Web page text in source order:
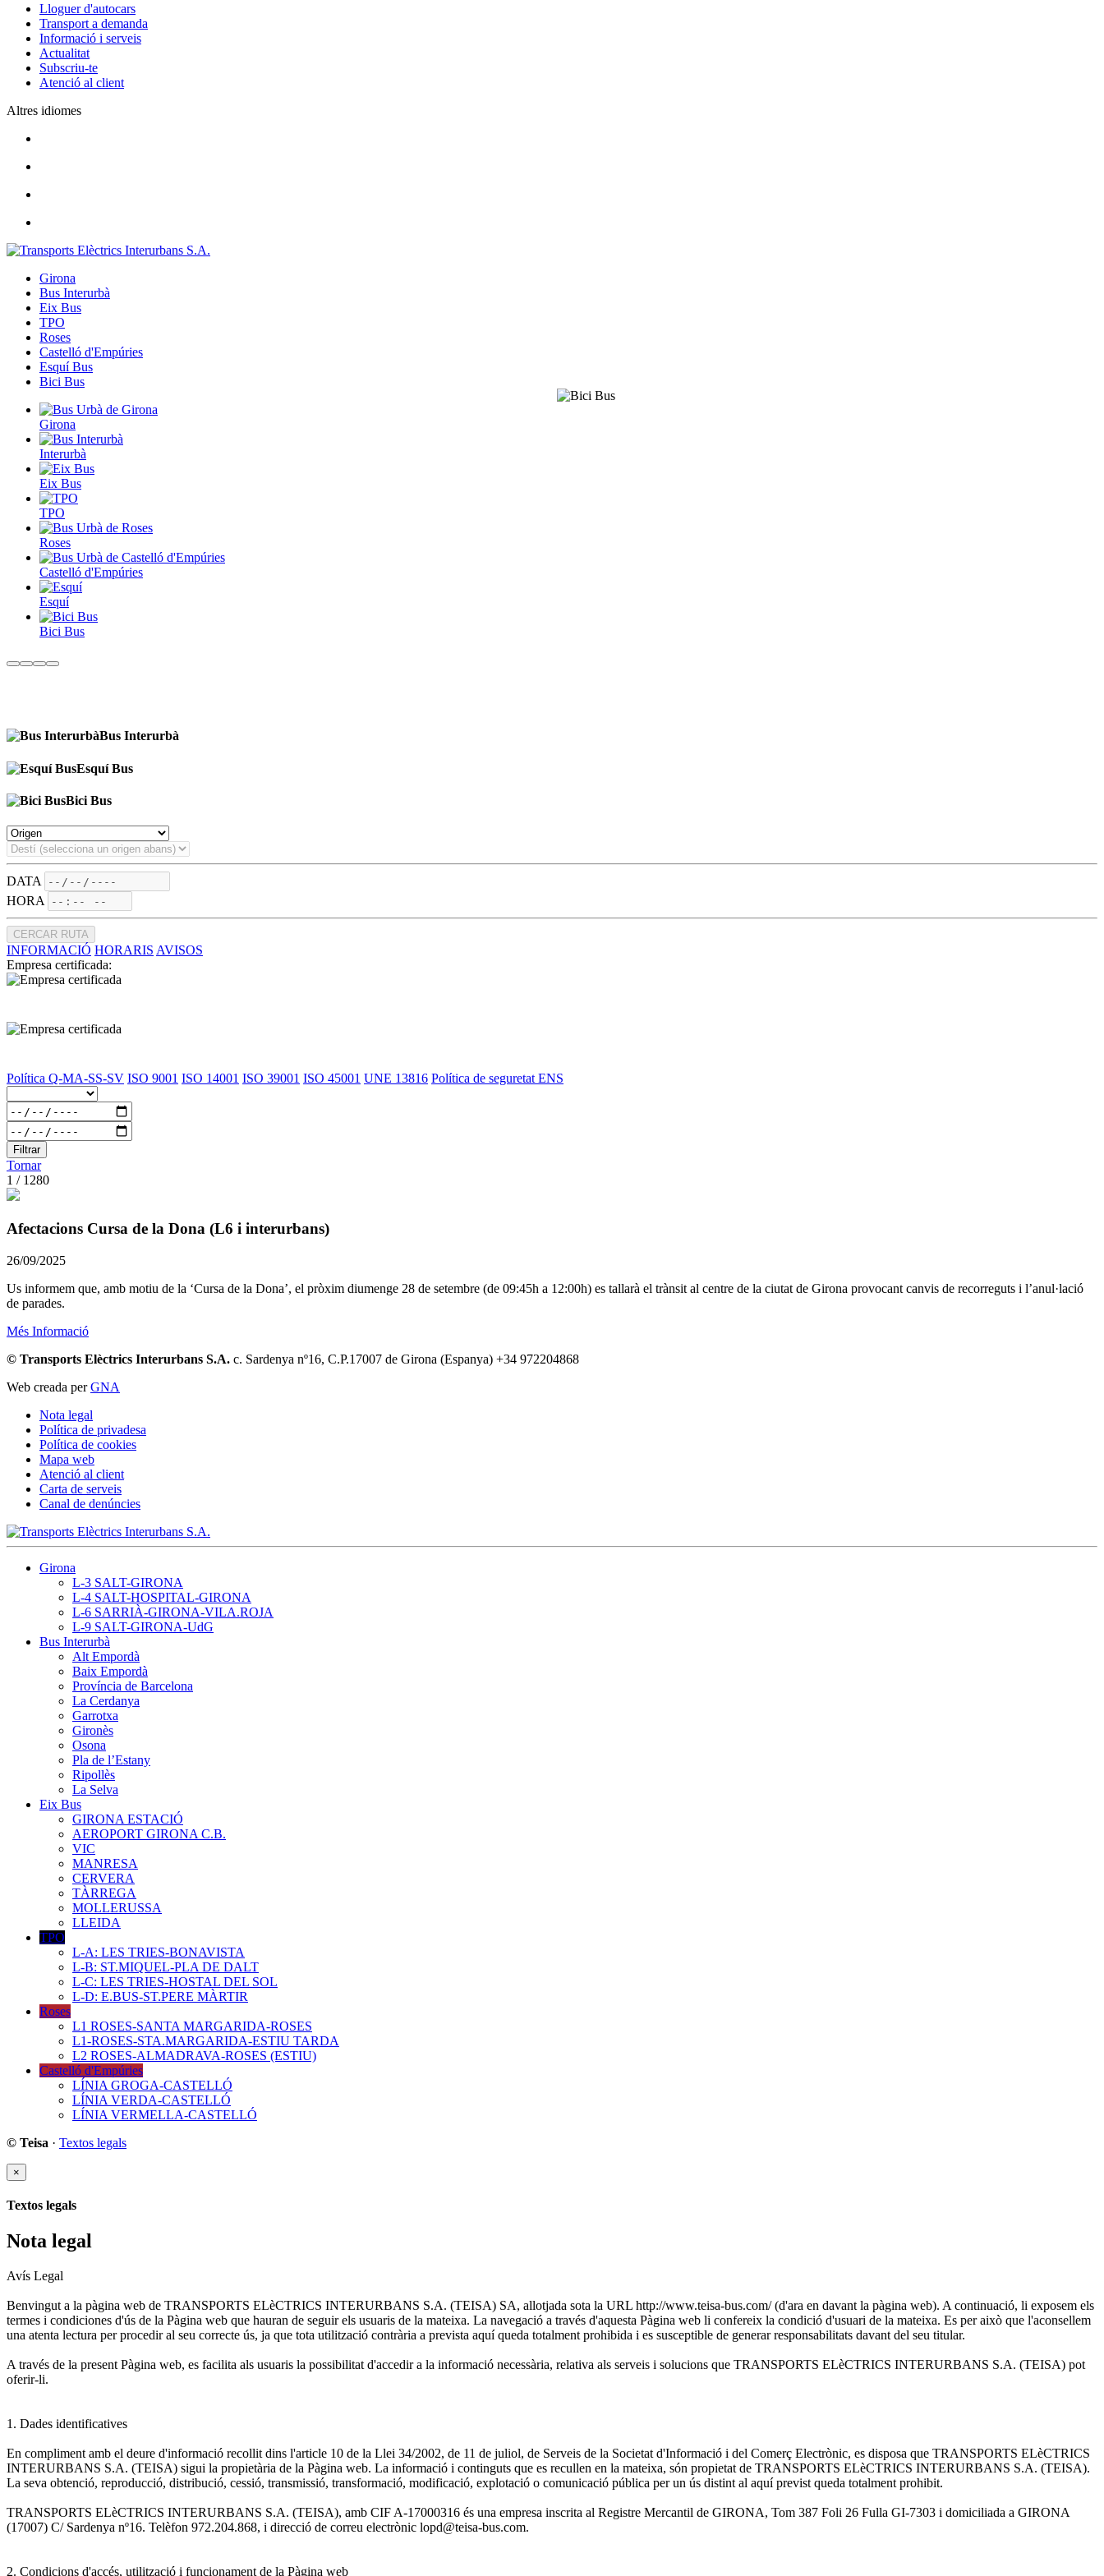
Lloguer d'autocars
Transport a demanda
Informació i serveis
Actualitat
Subscriu-te
Atenció al client
Altres idiomes
Girona
Bus Interurbà
Eix Bus
TPO
Roses
Castelló d'Empúries
Esquí Bus
Bici Bus
Girona
Interurbà
Eix Bus
TPO
Roses
Castelló d'Empúries
Esquí
Bici Bus
Bus Interurbà
Esquí Bus
Bici Bus
DATA
HORA
CERCAR RUTA
INFORMACIÓ HORARIS AVISOS
Empresa certificada:
Política Q-MA-SS-SV ISO 9001 ISO 14001 ISO 39001 ISO 45001 UNE 13816 Política de seguretat ENS
Filtrar
Tornar
1 / 1280
Afectacions Cursa de la Dona (L6 i interurbans)
26/09/2025
Us informem que, amb motiu de la ‘Cursa de la Dona’, el pròxim diumenge 28 de setembre (de 09:45h a 12:00h) es tallarà el trànsit al centre de la ciutat de Girona provocant canvis de recorreguts i l’anul·lació
de parades.
Més Informació
© Transports Elèctrics Interurbans S.A. c. Sardenya nº16, C.P.17007 de Girona (Espanya) +34 972204868
Web creada perGNA
Nota legal
Política de privadesa
Política de cookies
Mapa web
Atenció al client
Carta de serveis
Canal de denúncies
Girona
L-3 SALT-GIRONA
L-4 SALT-HOSPITAL-GIRONA
L-6 SARRIÀ-GIRONA-VILA.ROJA
L-9 SALT-GIRONA-UdG
Bus Interurbà
Alt Empordà
Baix Empordà
Província de Barcelona
La Cerdanya
Garrotxa
Gironès
Osona
Pla de l’Estany
Ripollès
La Selva
Eix Bus
GIRONA ESTACIÓ
AEROPORT GIRONA C.B.
VIC
MANRESA
CERVERA
TÀRREGA
MOLLERUSSA
LLEIDA
TPO
L-A: LES TRIES-BONAVISTA
L-B: ST.MIQUEL-PLA DE DALT
L-C: LES TRIES-HOSTAL DEL SOL
L-D: E.BUS-ST.PERE MÀRTIR
Roses
L1 ROSES-SANTA MARGARIDA-ROSES
L1-ROSES-STA.MARGARIDA-ESTIU TARDA
L2 ROSES-ALMADRAVA-ROSES (ESTIU)
Castelló d'Empúries
LÍNIA GROGA-CASTELLÓ
LÍNIA VERDA-CASTELLÓ
LÍNIA VERMELLA-CASTELLÓ
© Teisa · Textos legals
×
Textos legals
Nota legal
Avís Legal
Benvingut a la pàgina web de TRANSPORTS ELèCTRICS INTERURBANS S.A. (TEISA) SA, allotjada sota la URL http://www.teisa-bus.com/ (d'ara en davant la pàgina web). A continuació, li exposem els
termes i condiciones d'ús de la Pàgina web que hauran de seguir els usuaris de la mateixa. La navegació a través d'aquesta Pàgina web li confereix la condició d'usuari de la mateixa. Es per això que l'aconsellem
una atenta lectura per procedir al seu correcte ús, ja que tota utilització contrària a prevista aquí queda totalment prohibida i es susceptible de generar responsabilitats davant del seu titular.
A través de la present Pàgina web, es facilita als usuaris la possibilitat d'accedir a la informació necessària, relativa als serveis i solucions que TRANSPORTS ELèCTRICS INTERURBANS S.A. (TEISA) pot
oferir-li.
1. Dades identificatives
En compliment amb el deure d'informació recollit dins l'article 10 de la Llei 34/2002, de 11 de juliol, de Serveis de la Societat d'Informació i del Comerç Electrònic, es disposa que TRANSPORTS ELèCTRICS
INTERURBANS S.A. (TEISA) sigui la propietària de la Pàgina web. La informació i continguts que es recullen en la mateixa, són propietat de TRANSPORTS ELèCTRICS INTERURBANS S.A. (TEISA).
La seva obtenció, reproducció, distribució, cessió, transmissió, transformació, modificació, explotació o comunicació pública per un ús distint al aquí previst queda totalment prohibit.
TRANSPORTS ELèCTRICS INTERURBANS S.A. (TEISA), amb CIF A-17000316 és una empresa inscrita al Registre Mercantil de GIRONA, Tom 387 Foli 26 Fulla GI-7303 i domiciliada a GIRONA
(17007) C/ Sardenya nº16. Telèfon 972.204.868, i direcció de correu electrònic lopd@teisa-bus.com.
2. Condicions d'accés, utilització i funcionament de la Pàgina web